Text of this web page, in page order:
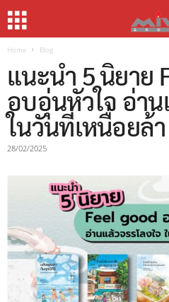
Home Blog
แนะนำ 5 นิยาย
อบอุ่นหัวใจ อ่าน
ในวันที่เหนื่อยล้า
28/02/2025